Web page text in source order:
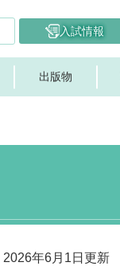
入試情報
出版物
2026年6月1日更新